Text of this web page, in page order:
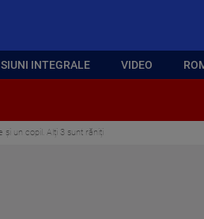
INTEGRALE VIDEO
un copil. Alți 3 sunt răniți